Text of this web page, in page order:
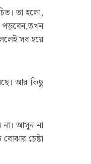
তা হলো,
পড়বেন,তখন
সব হয়ে
আর কিছু
না। আসুন না
চেষ্টা